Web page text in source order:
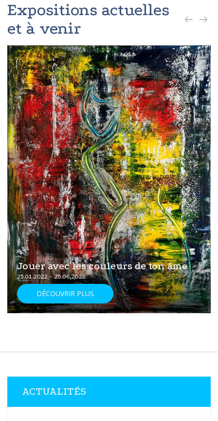
Expositions actuelles
et à venir
Jouer avec les couleurs de ton âme
25.01.2022 - 25.06.2022
DÉCOUVRIR PLUS
ACTUALITÉS